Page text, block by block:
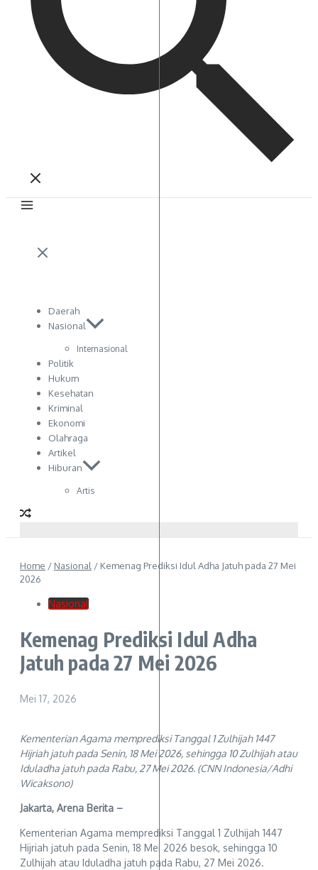
Daerah
Nasional
Internasional
Politik
Hukum
Kesehatan
Kriminal
Ekonomi
Olahraga
Artikel
Hiburan
Artis
Home / Nasional / Kemenag Prediksi Idul Adha Jatuh pada 27 Mei
2026
Nasional
Kemenag Prediksi Idul Adha
Jatuh pada 27 Mei 2026
Mei 17, 2026
Kementerian Agama memprediksi Tanggal 1 Zulhijah 1447
Hijriah jatuh pada Senin, 18 Mei 2026, sehingga 10 Zulhijah atau
Iduladha jatuh pada Rabu, 27 Mei 2026. (CNN Indonesia/Adhi
Wicaksono)
Jakarta, Arena Berita –
Kementerian Agama memprediksi Tanggal 1 Zulhijah 1447
Hijriah jatuh pada Senin, 18 Mei 2026 besok, sehingga 10
Zulhijah atau Iduladha jatuh pada Rabu, 27 Mei 2026.